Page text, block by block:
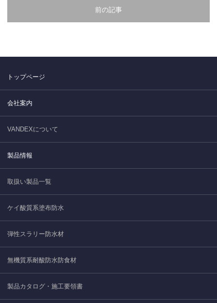
前の記事
トップページ
会社案内
VANDEXについて
製品情報
取扱い製品一覧
ケイ酸質系塗布防水
弾性スラリー防水材
無機質系耐酸防水防食材
製品カタログ・施工要領書